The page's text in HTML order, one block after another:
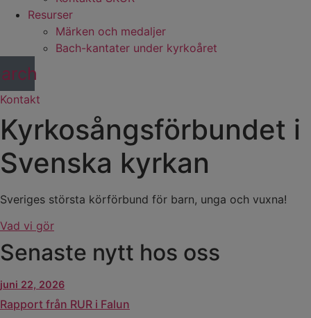
Resurser
Märken och medaljer
Bach-kantater under kyrkoåret
Kontakt
Kyrkosångs­förbundet i
Svenska kyrkan
Sveriges största körförbund för barn, unga och vuxna!
Vad vi gör
Senaste nytt hos oss
juni 22, 2026
Rapport från RUR i Falun